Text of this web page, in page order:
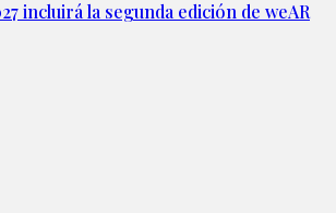
incluirá la segunda edición de weAR